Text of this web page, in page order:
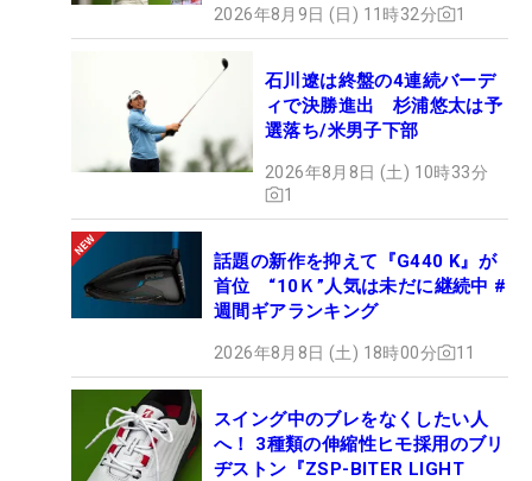
2026年8月9日 (日) 11時32分 1
石川遼は終盤の4連続バーデ
ィで決勝進出 杉浦悠太は予
選落ち/米男子下部
2026年8月8日 (土) 10時33分
1
話題の新作を抑えて『G440 K』が
首位 “10Ｋ”人気は未だに継続中 #
週間ギアランキング
2026年8月8日 (土) 18時00分 11
スイング中のブレをなくしたい人
へ！ 3種類の伸縮性ヒモ採用のブリ
ヂストン『ZSP-BITER LIGHT